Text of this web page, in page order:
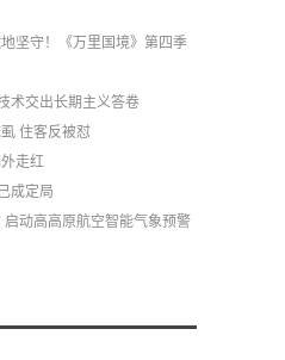
坚守！《万里国境》第四季
术交出长期主义答卷
住客反被怼
走红
成定局
动高高原航空智能气象预警